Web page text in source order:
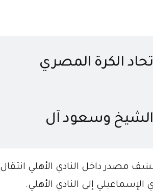
الكرة المصري
الشيخ وسعود آل
مصدر داخل النادي الأهلي انتقال
إلى النادي الأهلي.